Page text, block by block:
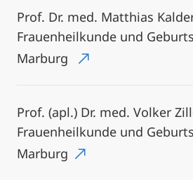
Prof. Dr. med. Matthias
Frauenheilkunde und
Marburg
Prof. (apl.) Dr. med. Volker
Frauenheilkunde und
Marburg